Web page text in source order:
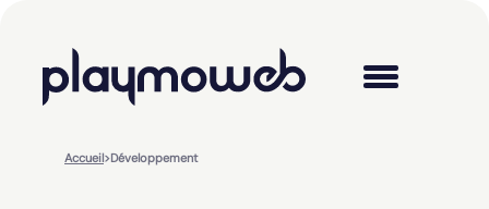
Accueil>Développement